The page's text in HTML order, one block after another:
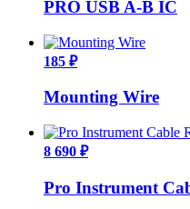
PRO USB A-B IC
185 ₽
Mounting Wire
8 690 ₽
Pro Instrument